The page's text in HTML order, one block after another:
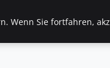
Finanzen &
Wenn Sie fortfahren,